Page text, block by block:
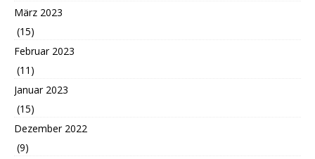
März 2023
(15)
Februar 2023
(11)
Januar 2023
(15)
Dezember 2022
(9)